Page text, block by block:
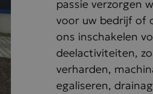
passie verzorgen
voor uw bedrijf of
ons inschakelen
deelactiviteiten,
verharden,
egaliseren,